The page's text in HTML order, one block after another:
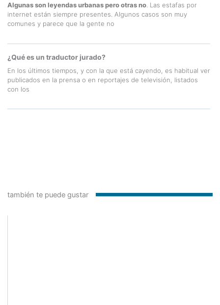
Algunas son leyendas urbanas pero otras no . Las estafas por
internet están siempre presentes. Algunos casos son muy
comunes y parece que la gente no
¿Qué es un traductor jurado?
En los últimos tiempos, y con la que está cayendo, es habitual ver
publicados en la prensa o en reportajes de televisión, listados
con los
también te puede gustar